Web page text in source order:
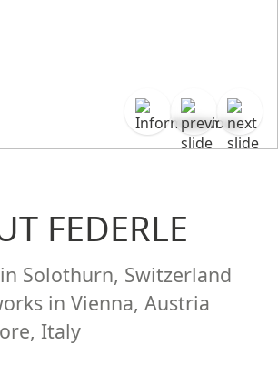
FEDERLE
in Solothurn, Switzerland
in Vienna, Austria
Italy